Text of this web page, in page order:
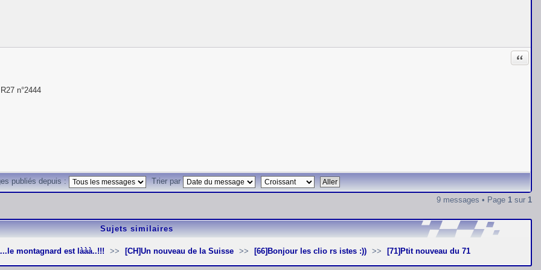
n°2444
publiés depuis : Trier par
9 messages • Page 1 sur 1
Sujets similaires
montagnard est lààà..!!! [CH]Un nouveau de la Suisse [66]Bonjour les clio rs istes :)) [71]Ptit nouveau du 71